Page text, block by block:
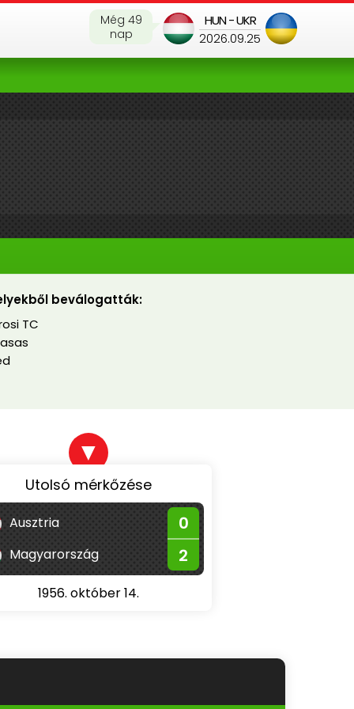
HUN - UKR
2026.09.25
Még 49
nap
beválogatták:
TC
▼
Utolsó mérkőzése
Ausztria 0
Magyarország 2
1956. október 14.